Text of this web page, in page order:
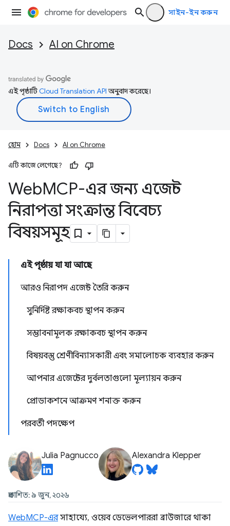
সাইন-ইন করুন
Docs AI on Chrome
এই পৃষ্ঠাটিCloud Translation APIঅনুবাদ করেছে।
হোম Docs AI on Chrome
এটি কাজে লেগেছে?
WebMCP-এর জন্য এজেন্ট
নিরাপত্তা সংক্রান্ত বিবেচ্য
বিষয়সমূহ
এই পৃষ্ঠায় যা যা আছে
আরও নিরাপদ এজেন্ট তৈরি করুন
সুনির্দিষ্ট রক্ষাকবচ স্থাপন করুন
সম্ভাবনামূলক রক্ষাকবচ স্থাপন করুন
বিষয়বস্তু শ্রেণীবিন্যাসকারী এবং সমালোচক ব্যবহার করুন
আপনার এজেন্টের দুর্বলতাগুলো মূল্যায়ন করুন
প্রোডাকশনে আক্রমণ শনাক্ত করুন
পরবর্তী পদক্ষেপ
Julia Pagnucco Alexandra Klepper
প্রকাশিত: ৯ জুন, ২০২৬
WebMCP-এরসাহায্যে, ওয়েব ডেভেলপাররা ব্রাউজারে থাকা